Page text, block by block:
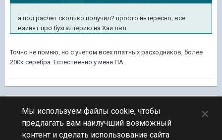
а под расчёт сколько получил? просто интересно, все
вайнят про бухгалтерию на Хай лвл
Точно не помню, но с учетом всех платных расходников, более
200к серебра. Естественно у меня ПА.
ПЕРЕЙТИ К СПИСКУ ТЕМ
Флудилка
Мы используем файлы cookie, чтобы
предлагать вам наилучший возможный
контент и сделать использование сайта
×